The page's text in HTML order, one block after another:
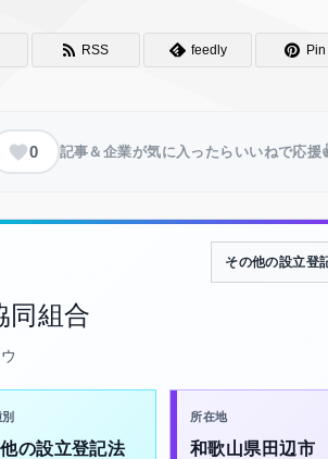
RSS feedly
0 記事＆企業が気に入ったらいいねで応援
同組合
その他の設立登
の設立登記法
所在地
和歌山県田辺市